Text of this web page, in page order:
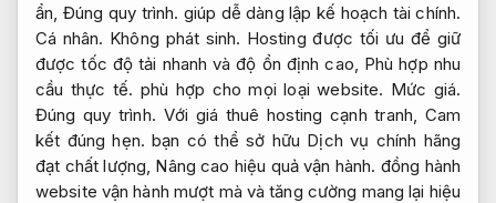
ẩn, Đúng quy trình. giúp dễ dàng lập kế hoạch tài chính.
Cá nhân. Không phát sinh. Hosting được tối ưu để giữ
được tốc độ tải nhanh và độ ổn định cao, Phù hợp nhu
cầu thực tế. phù hợp cho mọi loại website. Mức giá.
Đúng quy trình. Với giá thuê hosting cạnh tranh, Cam
kết đúng hẹn. bạn có thể sở hữu Dịch vụ chính hãng
đạt chất lượng, Nâng cao hiệu quả vận hành. đồng hành
website vận hành mượt mà và tăng cường mang lại hiệu